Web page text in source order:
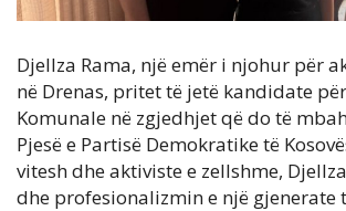
Djellza Rama, një emër i njohur për
në Drenas, pritet të jetë kandidate
Komunale në zgjedhjet që do të
Pjesë e Partisë Demokratike të
vitesh dhe aktiviste e zellshme,
dhe profesionalizmin e një gjenerate